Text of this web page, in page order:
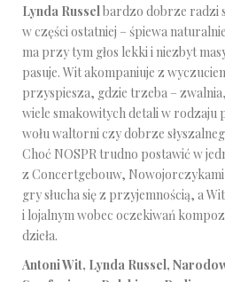
Lynda Russelbardzo dobrze radzi
w części ostatniej – śpiewa
ma przy tym głos lekki i niezbyt
pasuje. Wit akompaniuje z
przyspiesza, gdzie trzeba –
wiele smakowitych detali w rodzaju
wołu waltorni czy dobrze
Choć NOSPR trudno postawić w
z Concertgebouw,
gry słucha się z przyjemnością, a
i lojalnym wobec oczekiwań
dzieła.
Antoni Wit, Lynda Russel,